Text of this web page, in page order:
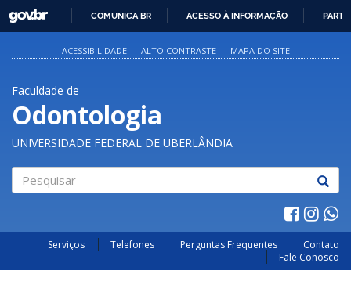
PARA
O
GOVBR
COMUNICA BR ACESSO À INFORMAÇÃO
ACESSIBILIDADE ALTO CONTRASTE MAPA DO SITE
Faculdade de
Odontologia
UNIVERSIDADE FEDERAL DE UBERLÂNDIA
Serviços Telefones Perguntas Frequentes
Contato
Fale Conosco